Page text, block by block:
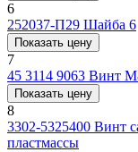
6
252037-П29 Шайба 6
Показать цену
7
45 3114 9063 Винт
Показать цену
8
3302-5325400 Винт
пластмассы